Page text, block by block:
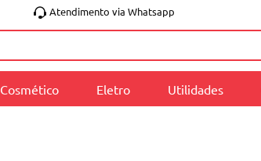
Atendimento via Whatsapp
Cosmético Eletro Utilidades